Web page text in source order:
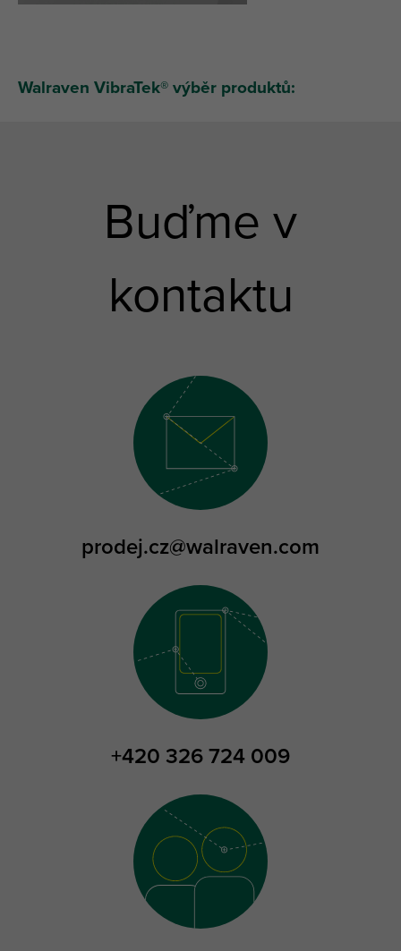
Walraven VibraTek® výběr produktů:
Buďme v
kontaktu
prodej.cz@walraven.com
+420 326 724 009